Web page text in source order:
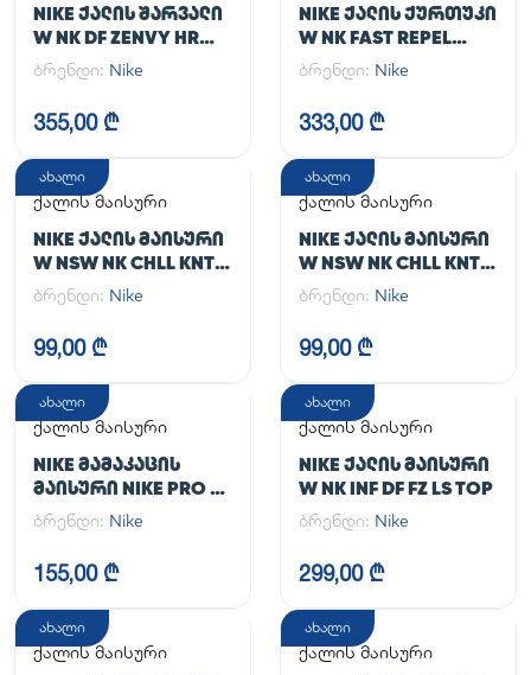
NIKE ᲥᲐᲚᲘᲡ ᲨᲐᲠᲕᲐᲚᲘ
W NK DF ZENVY HR
TGHT
ბრენდი: Nike
355,00 ₾
NIKE ᲥᲐᲚᲘᲡ ᲥᲣᲠᲗᲣᲙᲘ
W NK FAST REPEL
JACKET
ბრენდი: Nike
333,00 ₾
ახალი
ქალის მაისური
NIKE ᲥᲐᲚᲘᲡ ᲛᲐᲘᲡᲣᲠᲘ
W NSW NK CHLL KNT
MD CRP
ბრენდი: Nike
99,00 ₾
ახალი
ქალის მაისური
NIKE ᲥᲐᲚᲘᲡ ᲛᲐᲘᲡᲣᲠᲘ
W NSW NK CHLL KNT
MD CRP
ბრენდი: Nike
99,00 ₾
ახალი
ქალის მაისური
NIKE ᲛᲐᲛᲐᲙᲐᲪᲘᲡ
ᲛᲐᲘᲡᲣᲠᲘ NIKE PRO DF
365 CROP LS
ბრენდი: Nike
155,00 ₾
ახალი
ქალის მაისური
NIKE ᲥᲐᲚᲘᲡ ᲛᲐᲘᲡᲣᲠᲘ
W NK INF DF FZ LS TOP
ბრენდი: Nike
299,00 ₾
ახალი
ქალის მაისური
ახალი
ქალის მაისური